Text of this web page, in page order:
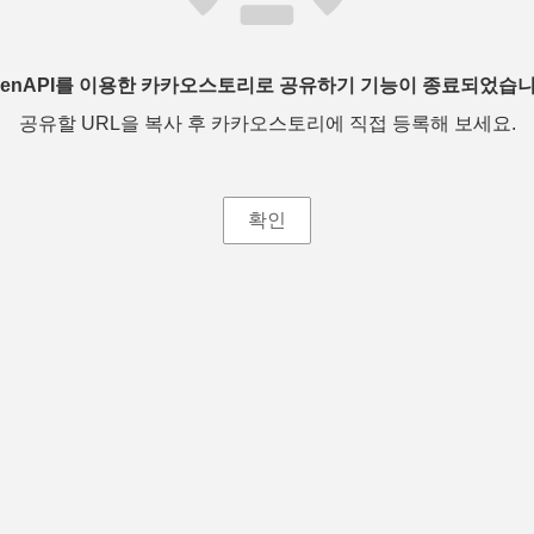
를 이용한 카카오스토리로 공유하기 기능이 종료되었습
공유할 URL을 복사 후 카카오스토리에 직접 등록해 보세요.
확인